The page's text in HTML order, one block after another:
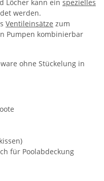
Löcher kann ein spezielles
werden.
Ventileinsätze zum
Pumpen kombinierbar
ohne Stückelung in
für Poolabdeckung